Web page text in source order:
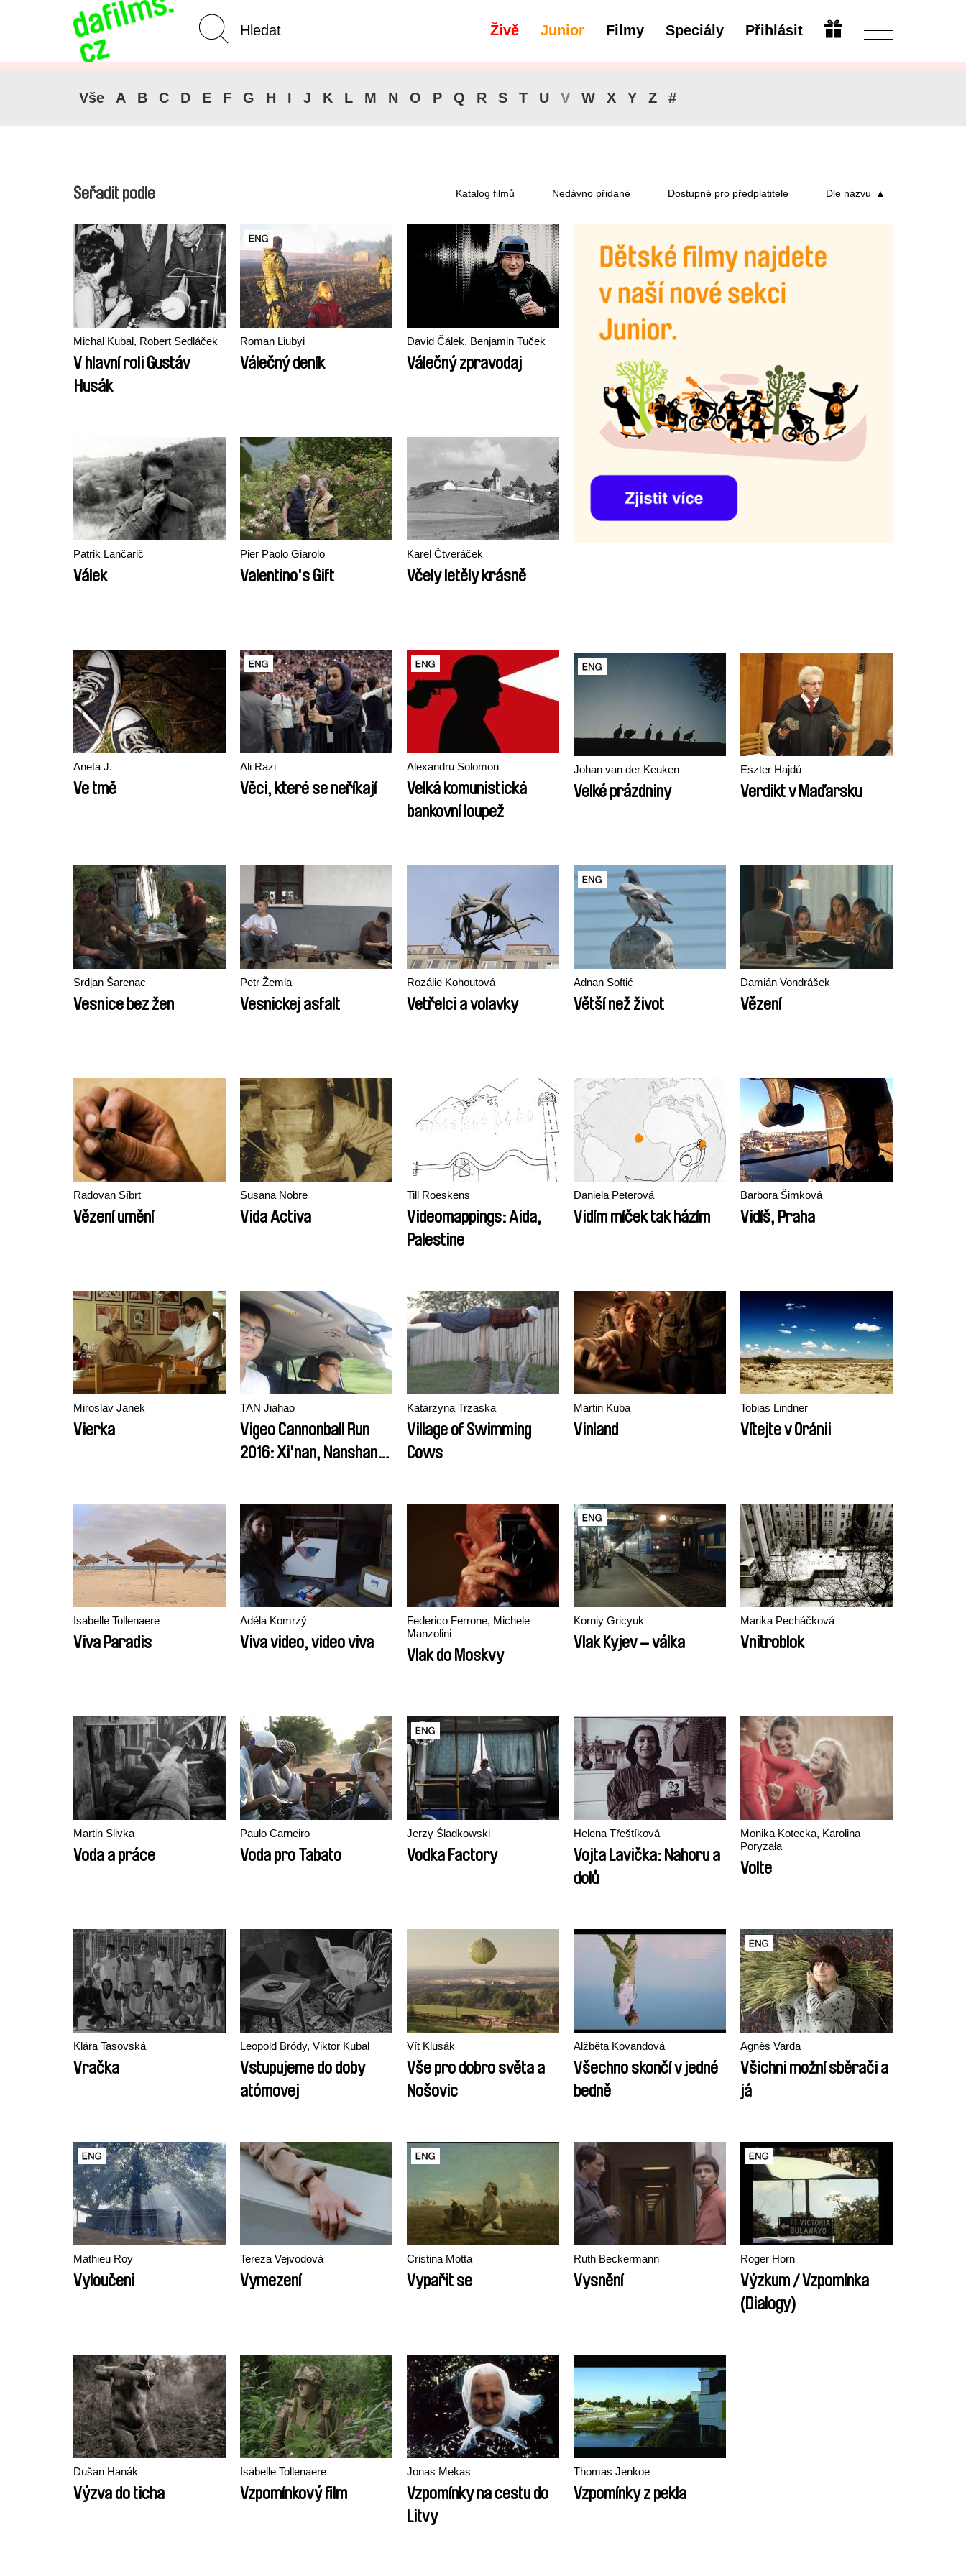
Živě Junior Filmy Speciály Přihlásit
Pokročilé vyhledávání Upravit
Vše A B C D E F G H I J K L M N O P Q R S T U V W X Y Z #
Seřadit podle Katalog filmů Nedávno přidané Dostupné pro předplatitele Dle názvu
Michal Kubal, Robert Sedláček
V hlavní roli Gustáv
Husák
Roman Liubyi
Válečný deník
David Čálek, Benjamin Tuček
Válečný zpravodaj
Patrik Lančarič
Válek
Pier Paolo Giarolo
Valentino's Gift
Karel Čtveráček
Včely letěly krásně
Aneta J.
Ve tmě
Ali Razi
Věci, které se neříkají
Alexandru Solomon
Velká komunistická
bankovní loupež
Johan van der Keuken
Velké prázdniny
Eszter Hajdú
Verdikt v Maďarsku
Srdjan Šarenac
Vesnice bez žen
Petr Žemla
Vesnickej asfalt
Rozálie Kohoutová
Vetřelci a volavky
Adnan Softić
Větší než život
Damián Vondrášek
Vězení
Radovan Síbrt
Vězení umění
Susana Nobre
Vida Activa
Till Roeskens
Videomappings: Aida,
Palestine
Daniela Peterová
Vidím míček tak házím
Barbora Šimková
Vidíš, Praha
Miroslav Janek
Vierka
TAN Jiahao
Vigeo Cannonball Run
2016: Xi'nan, Nanshan,
Northernmost Trip
Katarzyna Trzaska
Village of Swimming
Cows
Martin Kuba
Vinland
Tobias Lindner
Vítejte v Oránii
Isabelle Tollenaere
Viva Paradis
Adéla Komrzý
Viva video, video viva
Federico Ferrone, Michele
Manzolini
Vlak do Moskvy
Korniy Gricyuk
Vlak Kyjev – válka
Marika Pecháčková
Vnitroblok
Martin Slivka
Voda a práce
Paulo Carneiro
Voda pro Tabato
Jerzy Śladkowski
Vodka Factory
Helena Třeštíková
Vojta Lavička: Nahoru a
dolů
Monika Kotecka, Karolina
Poryzała
Volte
Klára Tasovská
Vračka
Leopold Bródy, Viktor Kubal
Vstupujeme do doby
atómovej
Vít Klusák
Vše pro dobro světa a
Nošovic
Alžběta Kovandová
Všechno skončí v jedné
bedně
Agnès Varda
Všichni možní sběrači a
já
Mathieu Roy
Vyloučeni
Tereza Vejvodová
Vymezení
Cristina Motta
Vypařit se
Ruth Beckermann
Vysnění
Roger Horn
Výzkum / Vzpomínka
(Dialogy)
Dušan Hanák
Výzva do ticha
Isabelle Tollenaere
Vzpomínkový film
Jonas Mekas
Vzpomínky na cestu do
Litvy
Thomas Jenkoe
Vzpomínky z pekla